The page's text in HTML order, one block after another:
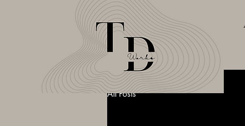
All Posts